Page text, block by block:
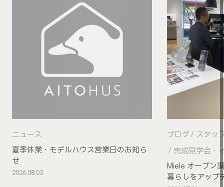
夏季休業・モデルハウス営業日のお知ら
せ
ニュース
2026.08.03
Miele オーブン
暮らしをアップ
ブログ
スタッ
完成見学会・